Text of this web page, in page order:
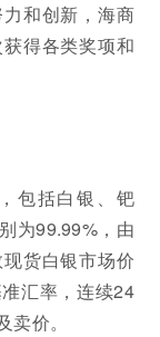
和创新，海商
得各类奖项和
包括白银、钯
为99.99%，由
货白银市场价
汇率，连续24
价。